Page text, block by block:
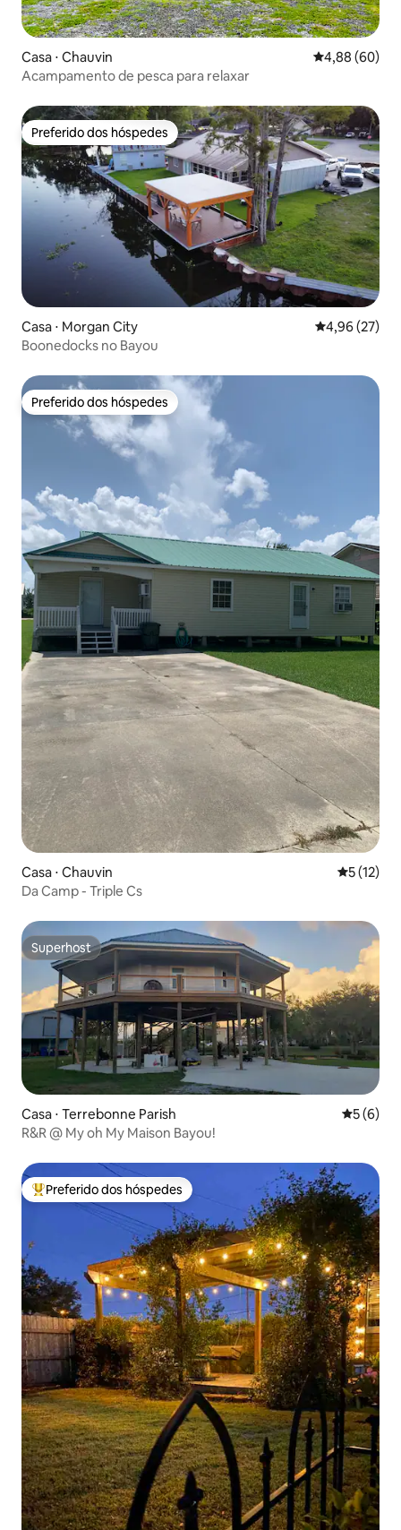
Casa ⋅ Chauvin 4,88 de uma
4,88 (60)
Acampamento de pesca para relaxar
Preferido dos hóspedes
Preferido dos hóspedes
Casa ⋅ Morgan City 4,96 de uma
4,96 (27)
Boonedocks no Bayou
Preferido dos hóspedes
Preferido dos hóspedes
Casa ⋅ Chauvin 5 de uma
5 (12)
Da Camp - Triple Cs
Superhost
Superhost
Casa ⋅ Terrebonne Parish 5 de
5 (6)
R&R @ My oh My Maison Bayou!
Entre os melhores preferidos dos hóspedes
Preferido dos hóspedes